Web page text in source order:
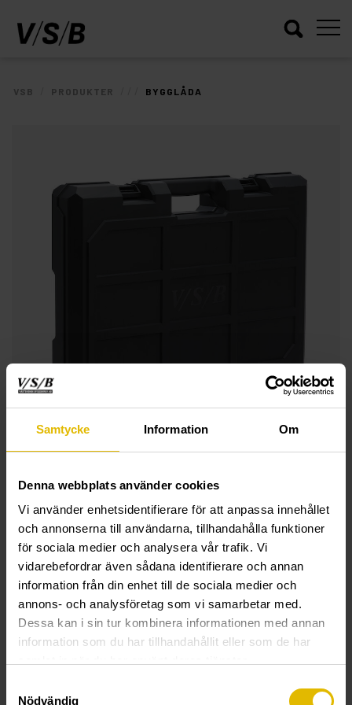
Samtycke Information Om
Denna webbplats använder cookies
Vi använder enhetsidentifierare för att anpassa innehållet
och annonserna till användarna, tillhandahålla funktioner
för sociala medier och analysera vår trafik. Vi
vidarebefordrar även sådana identifierare och annan
information från din enhet till de sociala medier och
annons- och analysföretag som vi samarbetar med.
Dessa kan i sin tur kombinera informationen med annan
information som du har tillhandahållit eller som de har
Nödvändig
VSB PRODUKTER BYGGLÅDA
TEKNISK INFORMATION
Bygglåda
Funktion:Bygglådan är en förvaringslåda framtagen och
måttanpassad för att fungera tillsammans med VSB:s hela
produktsortiment inom skruv och infästning.